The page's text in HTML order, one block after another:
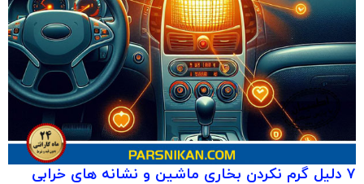
۷ دلیل گرم نکردن بخاری ماشین و نشانه های خرابی